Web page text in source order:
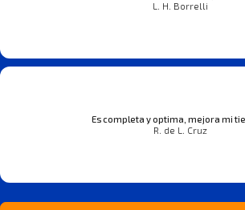
L. H. Borrelli
Es completa y optima, mejora mi
R. de L. Cruz